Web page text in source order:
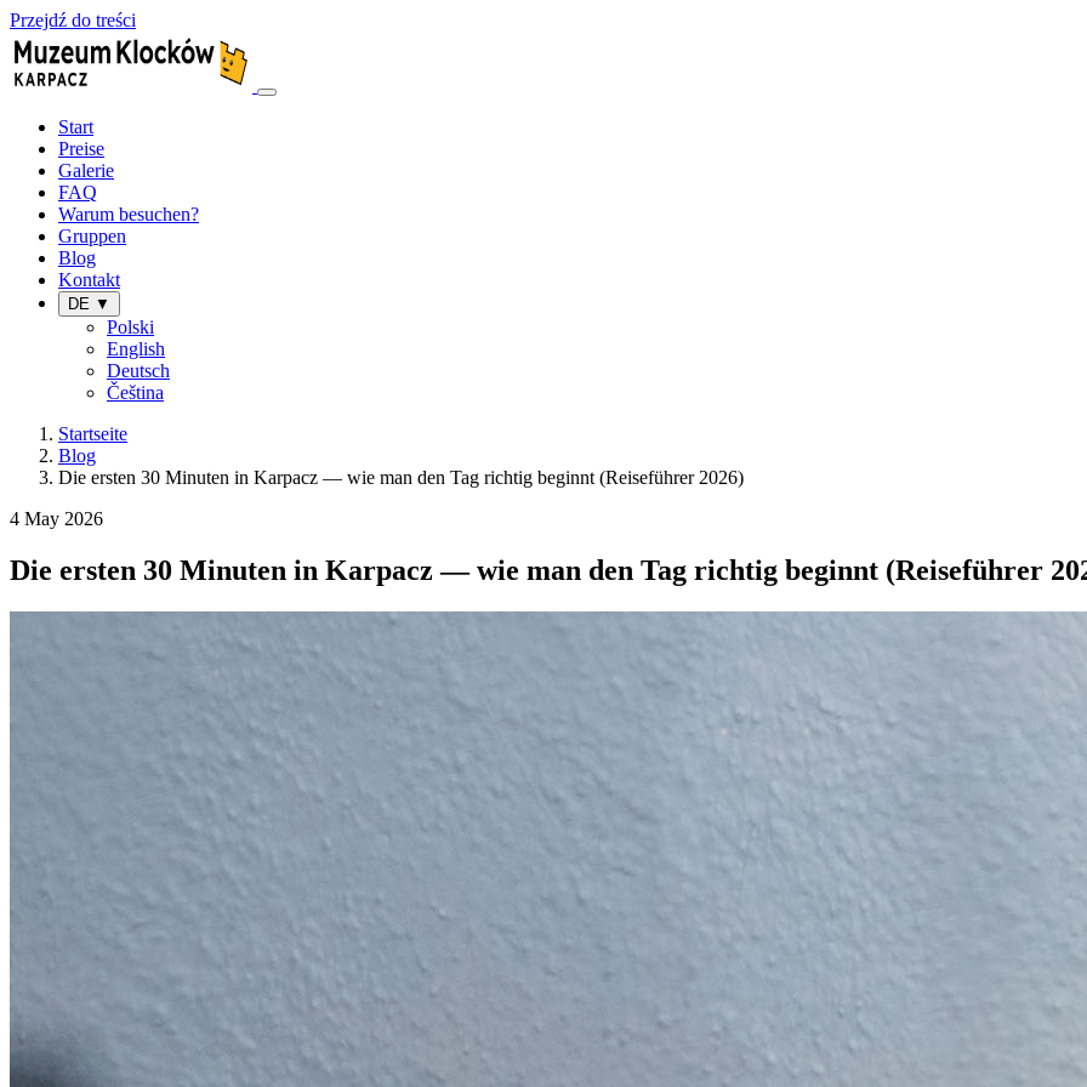
Przejdź do treści
Start
Preise
Galerie
FAQ
Warum besuchen?
Gruppen
Blog
Kontakt
DE ▼
Polski
English
Deutsch
Čeština
Startseite
Blog
Die ersten 30 Minuten in Karpacz — wie man den Tag richtig beginnt (Reiseführer 2026)
4 May 2026
Die ersten 30 Minuten in Karpacz — wie man den Tag richtig beginnt (Reiseführer